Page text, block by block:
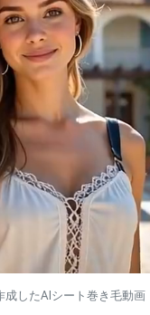
成したAIシート巻き毛動画